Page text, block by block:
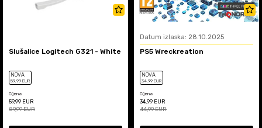
Slušalice Logitech G321 - White
NOVA
59,99 EUR
Cijena
59,99 EUR
89,99EUR
Datum izlaska: 28.10.2025
PS5 Wreckreation
NOVA
34,99 EUR
Cijena
34,99 EUR
44,99EUR